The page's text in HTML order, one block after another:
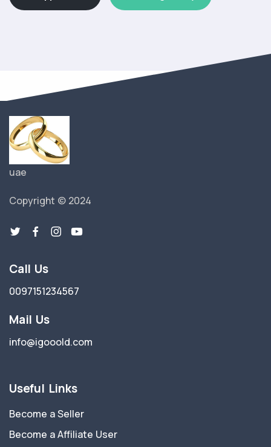
uae
Copyright © 2024
Call Us
0097151234567
Mail Us
info@igooold.com
Useful Links
Become a Seller
Become a Affiliate User